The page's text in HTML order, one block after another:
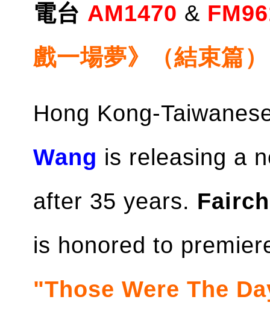
電台 AM1470 &
戲一場夢》（結束篇）
Hong Kong-
Wang is releasing a
after 35 years.
is honored to
"Those Were The